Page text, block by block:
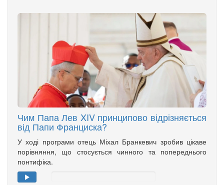
Чим Папа Лев XIV принципово відрізняється
від Папи Франциска?
У ході програми отець Міхал Бранкевич зробив цікаве
порівняння, що стосується чинного та попереднього
понтифіка.